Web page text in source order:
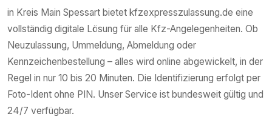
in Kreis Main Spessart bietet kfzexpresszulassung.de eine
vollständig digitale Lösung für alle Kfz-Angelegenheiten. Ob
Neuzulassung, Ummeldung, Abmeldung oder
Kennzeichenbestellung – alles wird online abgewickelt, in der
Regel in nur 10 bis 20 Minuten. Die Identifizierung erfolgt per
Foto-Ident ohne PIN. Unser Service ist bundesweit gültig und
24/7 verfügbar.